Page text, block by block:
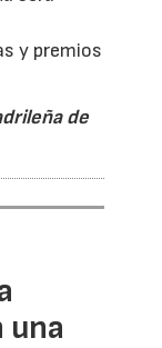
y premios
de
una